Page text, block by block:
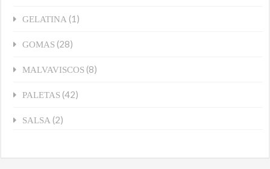
GELATINA (1)
GOMAS (28)
MALVAVISCOS (8)
PALETAS (42)
SALSA (2)